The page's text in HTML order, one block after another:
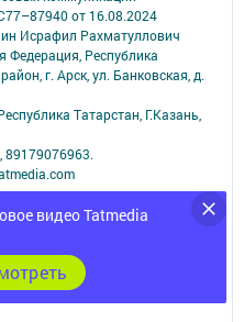
видео Tatmedia
от 16.08.2024
Исрафил Рахматуллович
Федерация, Республика
г. Арск, ул. Банковская, д.
Татарстан, Г.Казань,
89179076963.
для персонализации сервисов и
в настройках браузера.